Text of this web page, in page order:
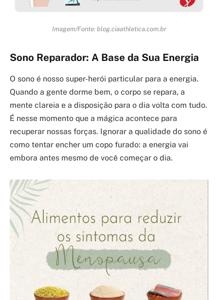
Imagem/Fonte: blog.ciaathletica.com.br
Sono Reparador: A Base da Sua Energia
O sono é nosso super-herói particular para a energia.
Quando a gente dorme bem, o corpo se repara, a
mente clareia e a disposição para o dia volta com tudo.
É nesse momento que a mágica acontece para
recuperar nossas forças. Ignorar a qualidade do sono é
como tentar encher um copo furado: a energia vai
embora antes mesmo de você começar o dia.